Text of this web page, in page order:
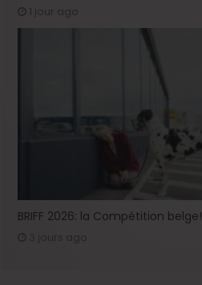
1 jour ago
BRIFF 2026: la Compétition belge!